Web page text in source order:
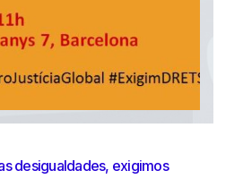
desigualdades, exigimos